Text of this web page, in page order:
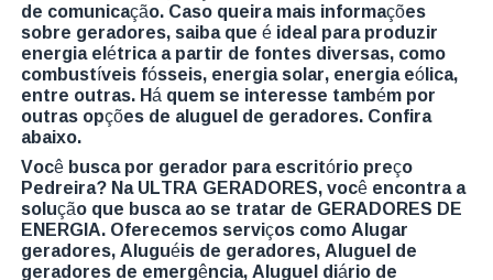
de comunicação. Caso queira mais informações
sobre geradores, saiba que é ideal para produzir
energia elétrica a partir de fontes diversas, como
combustíveis fósseis, energia solar, energia eólica,
entre outras. Há quem se interesse também por
outras opções de aluguel de geradores. Confira
abaixo.
Você busca por gerador para escritório preço
Pedreira? Na ULTRA GERADORES, você encontra a
solução que busca ao se tratar de GERADORES DE
ENERGIA. Oferecemos serviços como Alugar
geradores, Aluguéis de geradores, Aluguel de
geradores de emergência, Aluguel diário de